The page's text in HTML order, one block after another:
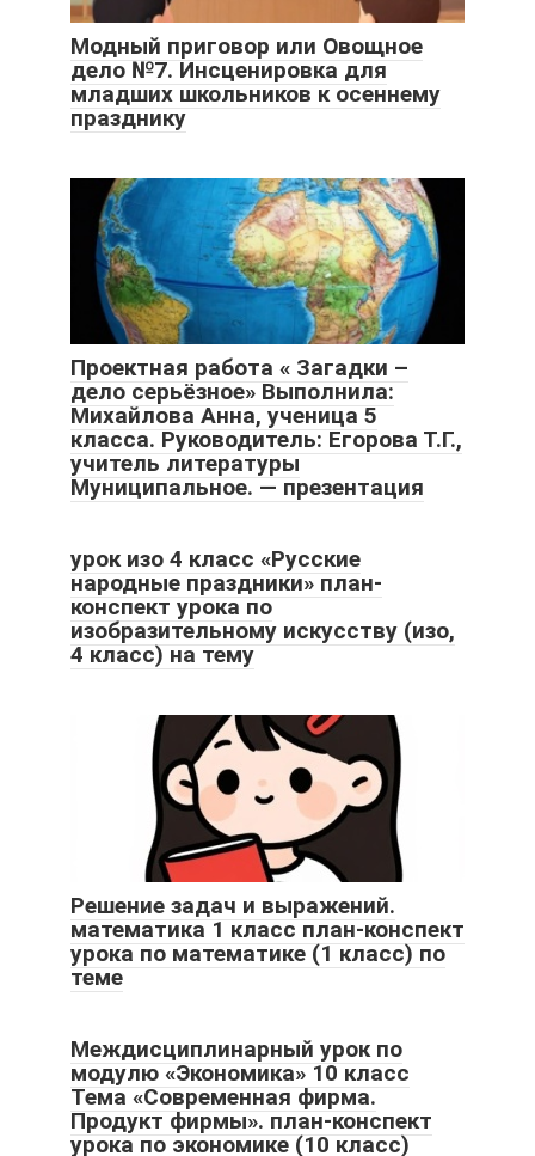
Модный приговор или Овощное
дело №7. Инсценировка для
младших школьников к осеннему
празднику
Проектная работа « Загадки –
дело серьёзное» Выполнила:
Михайлова Анна, ученица 5
класса. Руководитель: Егорова Т.Г.,
учитель литературы
Муниципальное. — презентация
урок изо 4 класс «Русские
народные праздники» план-
конспект урока по
изобразительному искусству (изо,
4 класс) на тему
Решение задач и выражений.
математика 1 класс план-конспект
урока по математике (1 класс) по
теме
Междисциплинарный урок по
модулю «Экономика» 10 класс
Тема «Современная фирма.
Продукт фирмы». план-конспект
урока по экономике (10 класс)